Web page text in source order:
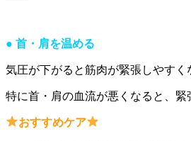
● 首・肩を温める
気圧が下がると筋肉が緊張しやすく
特に首・肩の血流が悪くなると、緊
おすすめケア